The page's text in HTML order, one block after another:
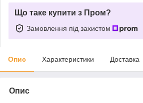
Що таке купити з Пром?
Замовлення під захистом
Опис Характеристики Доставка
Опис